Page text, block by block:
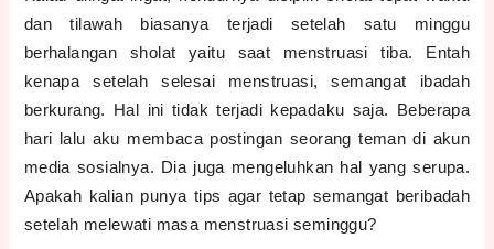
dan tilawah biasanya terjadi setelah satu minggu
berhalangan sholat yaitu saat menstruasi tiba. Entah
kenapa setelah selesai menstruasi, semangat ibadah
berkurang. Hal ini tidak terjadi kepadaku saja. Beberapa
hari lalu aku membaca postingan seorang teman di akun
media sosialnya. Dia juga mengeluhkan hal yang serupa.
Apakah kalian punya tips agar tetap semangat beribadah
setelah melewati masa menstruasi seminggu?